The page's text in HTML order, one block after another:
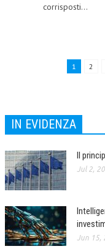
PUBBLICAZIONI
TELEGRAM
DOCUMENTI
MANUALI E
MATERIALE
INVITI E PROMOZIONI
corrisposti...
1 2
IN EVIDENZA
Il
Jul 2,
Jun 15,